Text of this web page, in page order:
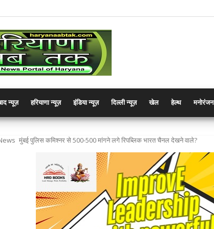
न्यूज़ हरियाणा न्यूज़ इंडिया न्यूज़ दिल्ली न्यूज़ खेल हेल्थ मनोरंजन
मुंबई पुलिस कमिश्नर से 500-500 मांगने लगे रिपब्लिक भारत चैनल देखने वाले?